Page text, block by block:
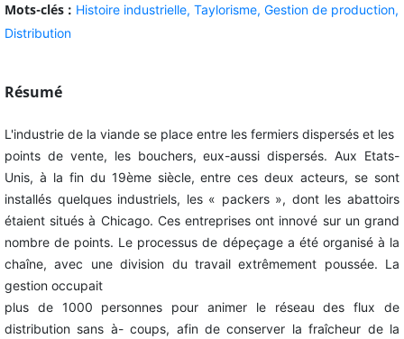
Mots-clés : Histoire industrielle, Taylorisme, Gestion de production,
Distribution
Résumé
L'industrie de la viande se place entre les fermiers dispersés et les
points de vente, les bouchers, eux-aussi dispersés. Aux Etats-
Unis, à la fin du 19ème siècle, entre ces deux acteurs, se sont
installés quelques industriels, les « packers », dont les abattoirs
étaient situés à Chicago. Ces entreprises ont innové sur un grand
nombre de points. Le processus de dépeçage a été organisé à la
chaîne, avec une division du travail extrêmement poussée. La
gestion occupait
plus de 1000 personnes pour animer le réseau des flux de
distribution sans à- coups, afin de conserver la fraîcheur de la